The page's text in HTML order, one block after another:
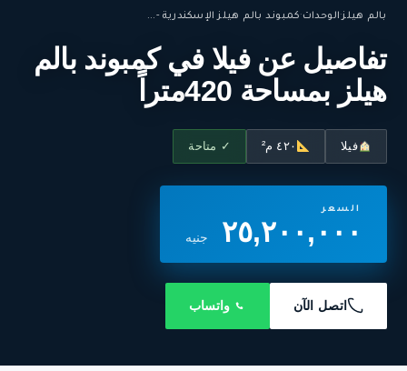
بالم هيلز·الوحدات·كمبوند بالم هيلز الإسكندرية -...
تفاصيل عن فيلا في كمبوند بالم
هيلز بمساحة 420متراً
فيلا ٤٢٠ م² ✓ متاحة
السعر
٢٥,٢٠٠,٠٠٠ جنيه
اتصل الآن واتساب